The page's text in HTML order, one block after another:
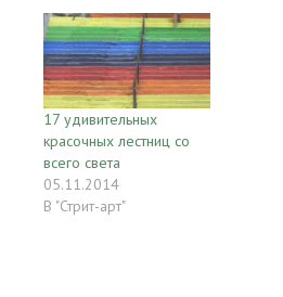
17 удивительных
красочных лестниц со
всего света
05.11.2014
В "Стрит-арт"